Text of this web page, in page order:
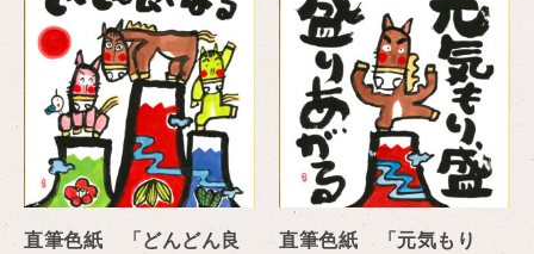
直筆色紙 「どんどん良
直筆色紙 「元気もり